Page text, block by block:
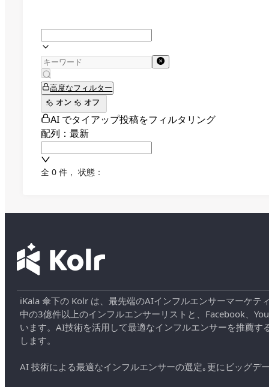
高度なフィルター
オン
オフ
AI でタイアップ投稿をフィルタリング
配列：最新
全 0 件 ， 状態：
iKala 傘下の Kolr は、最先端のAIインフルエンサーマーケ
中の3億件以上のインフルエンサーリストと、Facebook、
います。AI技術を活用して最適なインフルエンサーを推薦
します。
AI 技術による最適なインフルエンサーの選定｡更にビッグデ